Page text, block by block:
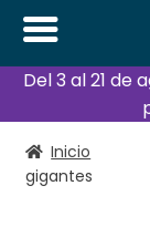
Del 3 al 21 de
Inicio
gigantes